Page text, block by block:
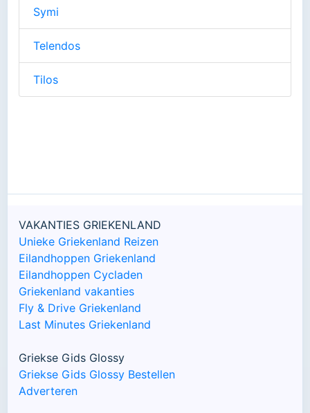
Symi
Telendos
Tilos
VAKANTIES GRIEKENLAND
Unieke Griekenland Reizen
Eilandhoppen Griekenland
Eilandhoppen Cycladen
Griekenland vakanties
Fly & Drive Griekenland
Last Minutes Griekenland
Griekse Gids Glossy
Griekse Gids Glossy Bestellen
Adverteren